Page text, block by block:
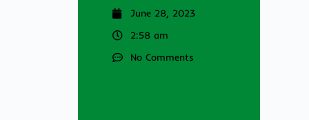
June 28, 2023
2:58 am
No Comments